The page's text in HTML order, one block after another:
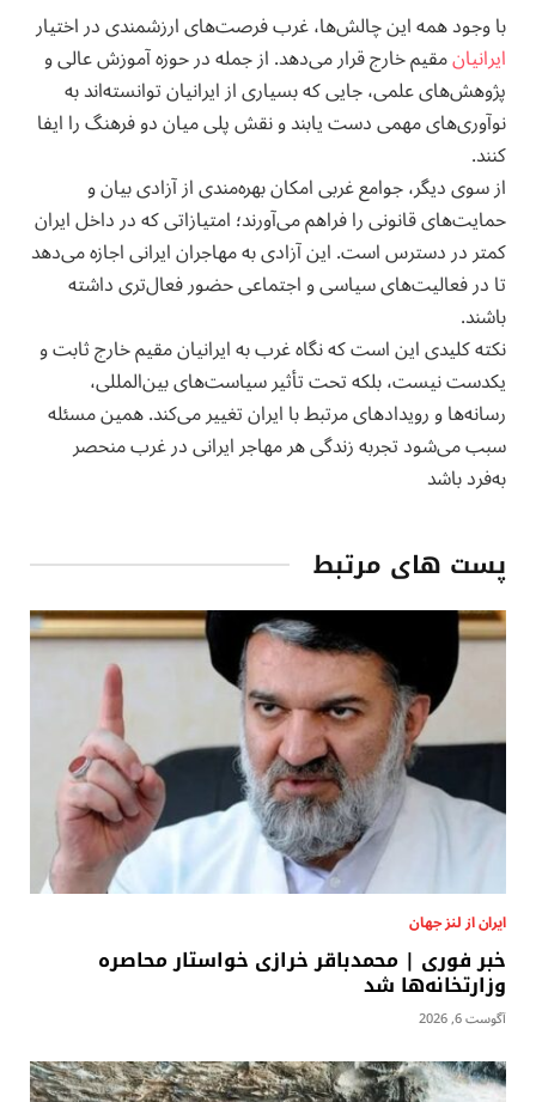
با وجود همه این چالش‌ها، غرب فرصت‌های ارزشمندی در اختیار
ایرانیانمقیم خارج قرار می‌دهد. از جمله در حوزه آموزش عالی و
پژوهش‌های علمی، جایی که بسیاری از ایرانیان توانسته‌اند به
نوآوری‌های مهمی دست یابند و نقش پلی میان دو فرهنگ را ایفا
کنند.
از سوی دیگر، جوامع غربی امکان بهره‌مندی از آزادی بیان و
حمایت‌های قانونی را فراهم می‌آورند؛ امتیازاتی که در داخل ایران
کمتر در دسترس است. این آزادی به مهاجران ایرانی اجازه می‌دهد
تا در فعالیت‌های سیاسی و اجتماعی حضور فعال‌تری داشته
باشند.
نکته کلیدی این است که نگاه غرب به ایرانیان مقیم خارج ثابت و
یکدست نیست، بلکه تحت تأثیر سیاست‌های بین‌المللی،
رسانه‌ها و رویدادهای مرتبط با ایران تغییر می‌کند. همین مسئله
سبب می‌شود تجربه زندگی هر مهاجر ایرانی در غرب منحصر
به‌فرد باشد
پست های مرتبط
ایران از لنز جهان
خبر فوری | محمدباقر خرازی خواستار محاصره
وزارتخانه‌ها شد
آگوست 6, 2026